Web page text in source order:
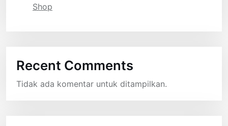
Shop
Recent Comments
Tidak ada komentar untuk ditampilkan.